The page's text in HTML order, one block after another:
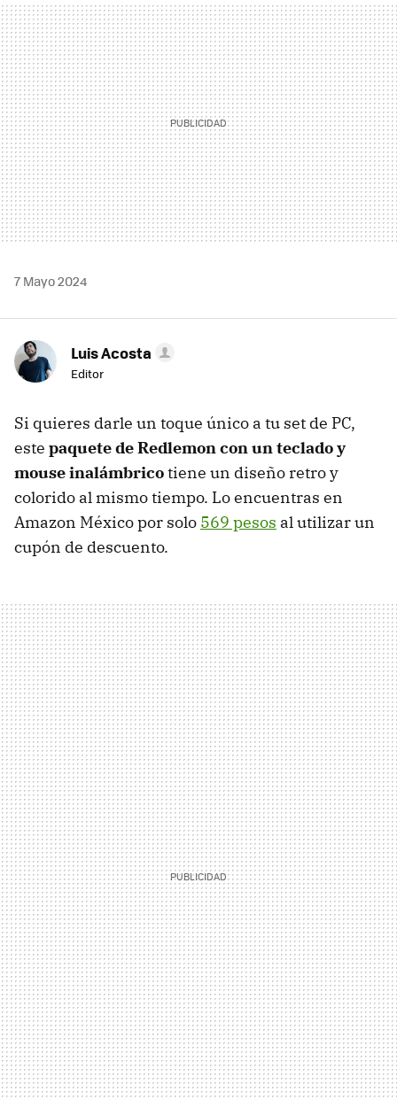
MAIL
7 Mayo 2024
Luis Acosta
Editor
Si quieres darle un toque único a tu set de PC,
este paquete de Redlemon con un teclado y
mouse inalámbricotiene un diseño retro y
colorido al mismo tiempo. Lo encuentras en
Amazon México por solo 569 pesos al utilizar un
cupón de descuento.